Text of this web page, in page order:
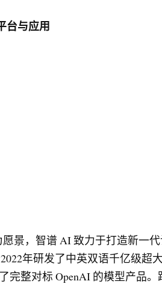
台与应用
景，智谱 AI 致力于打造新一
年研发了中英双语千亿级超
整对标 OpenAI 的模型产品。